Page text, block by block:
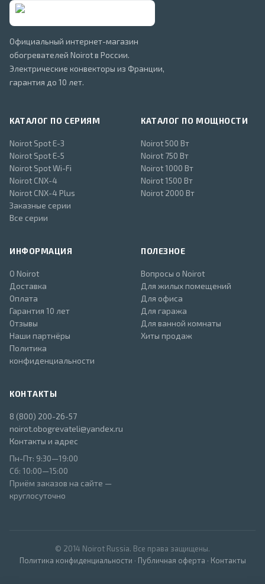
Официальный интернет-магазин
обогревателей Noirot в России.
Электрические конвекторы из Франции,
гарантия до 10 лет.
КАТАЛОГ ПО СЕРИЯМ
Noirot Spot E-3
Noirot Spot E-5
Noirot Spot Wi-Fi
Noirot CNX-4
Noirot CNX-4 Plus
Заказные серии
Все серии
КАТАЛОГ ПО МОЩНОСТИ
Noirot 500 Вт
Noirot 750 Вт
Noirot 1000 Вт
Noirot 1500 Вт
Noirot 2000 Вт
ИНФОРМАЦИЯ
О Noirot
Доставка
Оплата
Гарантия 10 лет
Отзывы
Наши партнёры
Политика
конфиденциальности
ПОЛЕЗНОЕ
Вопросы о Noirot
Для жилых помещений
Для офиса
Для гаража
Для ванной комнаты
Хиты продаж
КОНТАКТЫ
8 (800) 200-26-57
noirot.obogrevateli@yandex.ru
Контакты и адрес
Пн-Пт: 9:30—19:00
Сб: 10:00—15:00
Приём заказов на сайте —
круглосуточно
© 2014 Noirot Russia. Все права защищены.
Политика конфиденциальности · Публичная оферта · Контакты